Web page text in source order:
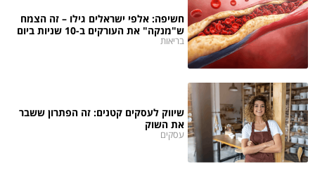
חשיפה: אלפי ישראלים גילו – זה הצמח
ש"מנקה" את העורקים ב-10 שניות ביום
בריאות
שיווק לעסקים קטנים: זה הפתרון ששבר
את השוק
עסקים